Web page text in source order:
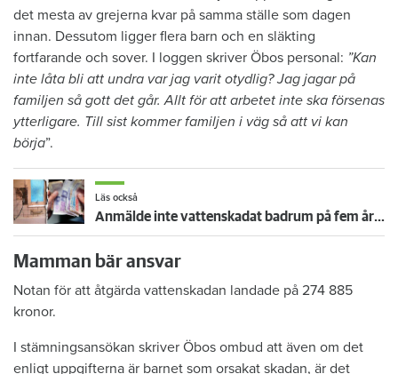
det mesta av grejerna kvar på samma ställe som dagen
innan. Dessutom ligger flera barn och en släkting
fortfarande och sover. I loggen skriver Öbos personal: ”Kan
inte låta bli att undra var jag varit otydlig? Jag jagar på
familjen så gott det går. Allt för att arbetet inte ska försenas
ytterligare. Till sist kommer familjen i väg så att vi kan
börja”.
Läs också
Anmälde inte vattenskadat badrum på fem år – krävs på 125 000 kronor
Mamman bär ansvar
Notan för att åtgärda vattenskadan landade på 274 885
kronor.
I stämningsansökan skriver Öbos ombud att även om det
enligt uppgifterna är barnet som orsakat skadan, är det